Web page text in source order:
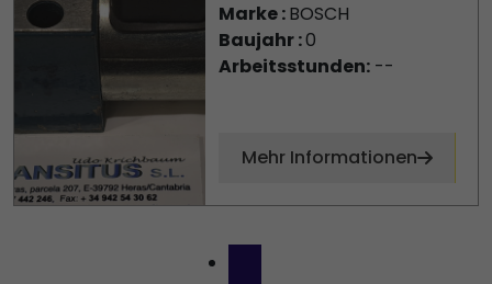
Marke :BOSCH
Baujahr :0
Arbeitsstunden:--
Mehr Informationen